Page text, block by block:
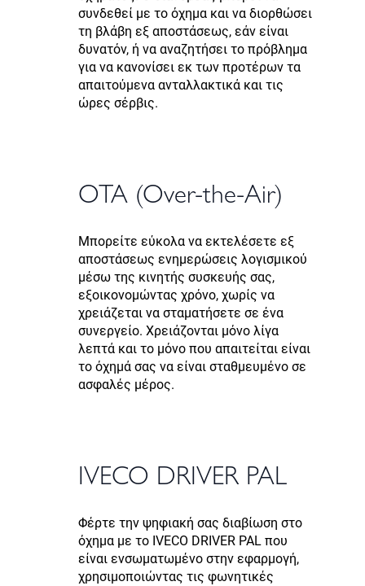
συνδεθεί με το όχημα και να διορθώσει
τη βλάβη εξ αποστάσεως, εάν είναι
δυνατόν, ή να αναζητήσει το πρόβλημα
για να κανονίσει εκ των προτέρων τα
απαιτούμενα ανταλλακτικά και τις
ώρες σέρβις.
OTA (Over-the-Air)
Μπορείτε εύκολα να εκτελέσετε εξ
αποστάσεως ενημερώσεις λογισμικού
μέσω της κινητής συσκευής σας,
εξοικονομώντας χρόνο, χωρίς να
χρειάζεται να σταματήσετε σε ένα
συνεργείο. Χρειάζονται μόνο λίγα
λεπτά και το μόνο που απαιτείται είναι
το όχημά σας να είναι σταθμευμένο σε
ασφαλές μέρος.
IVECO DRIVER PAL
Φέρτε την ψηφιακή σας διαβίωση στο
όχημα με το IVECO DRIVER PAL που
είναι ενσωματωμένο στην εφαρμογή,
χρησιμοποιώντας τις φωνητικές